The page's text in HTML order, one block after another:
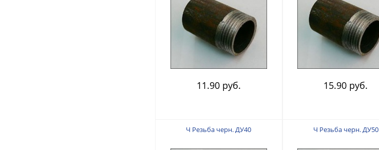
11.90 руб. 15.90 руб.
Ч Резьба черн. ДУ40 Ч Резьба черн. ДУ50